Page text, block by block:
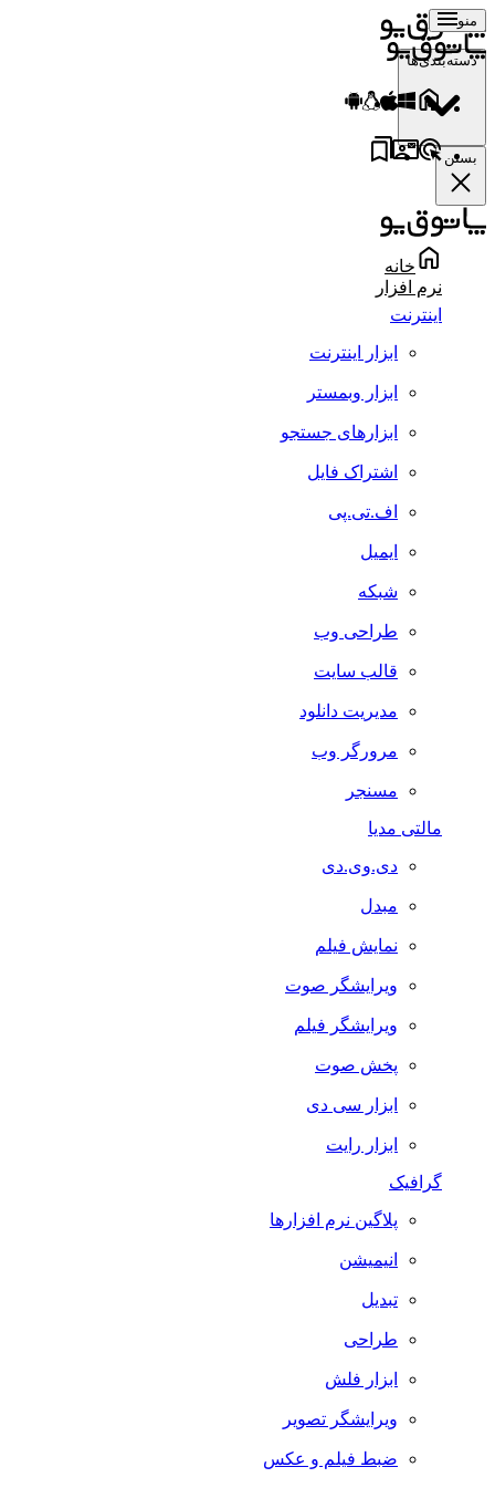
منو
دسته‌بندی‌ها
بستن
خانه
نرم افزار
اینترنت
ابزار اینترنت
ابزار وبمستر
ابزارهای جستجو
اشتراک فایل
اف.تی.پی
ایمیل
شبکه
طراحی وب
قالب سایت
مدیریت دانلود
مرورگر وب
مسنجر
مالتی مدیا
دی.وی.دی
مبدل
نمایش فیلم
ویرایشگر صوت
ویرایشگر فیلم
پخش صوت
ابزار سی دی
ابزار رایت
گرافیک
پلاگین نرم افزارها
انیمیشن
تبدیل
طراحی
ابزار فلش
ویرایشگر تصویر
ضبط فيلم و عكس